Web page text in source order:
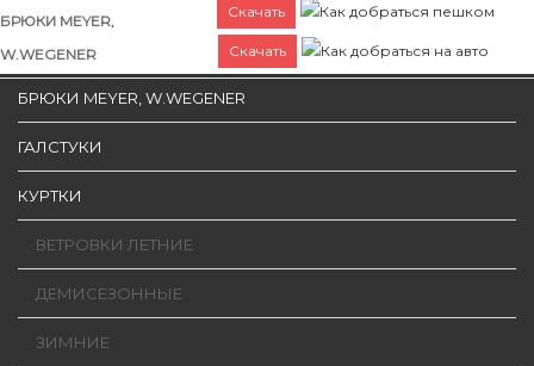
Скачать Как добраться пешком
Скачать Как добраться на авто
БРЮКИ MEYER, W.WEGENER
ГАЛСТУКИ
КУРТКИ
ВЕТРОВКИ ЛЕТНИЕ
ДЕМИСЕЗОННЫЕ
ЗИМНИЕ
БРЮКИ MEYER,
W.WEGENER